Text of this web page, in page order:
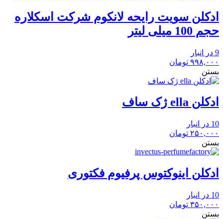
ادکلن سویت رایحه لانکوم شرکت اسکلاره
حجم 100 میلی لیتر
9 در انبار
۹۹۸,۰۰۰ تومان
بستن
ادکلن ella ژک ساف
10 در انبار
۲۵۰,۰۰۰ تومان
بستن
ادکلن اینوکتوس پرفیوم فکتوری
10 در انبار
۳۵۰,۰۰۰ تومان
بستن